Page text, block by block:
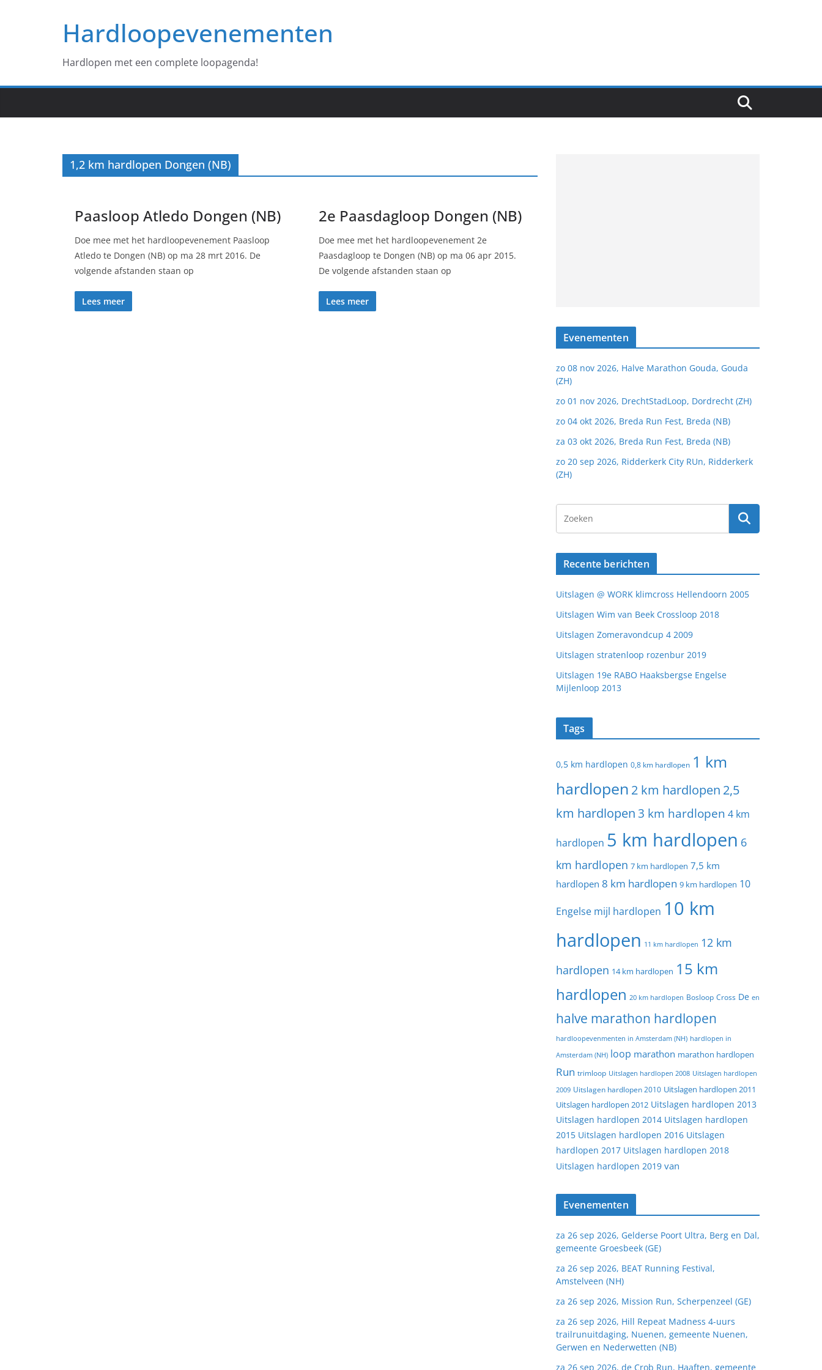
Hardloopevenementen
Hardlopen met een complete loopagenda!
1,2 km hardlopen Dongen (NB)
Paasloop Atledo Dongen (NB)
Doe mee met het hardloopevenement Paasloop
Atledo te Dongen (NB) op ma 28 mrt 2016. De
volgende afstanden staan op
Lees meer
2e Paasdagloop Dongen (NB)
Doe mee met het hardloopevenement 2e
Paasdagloop te Dongen (NB) op ma 06 apr 2015.
De volgende afstanden staan op
Lees meer
Evenementen
zo 08 nov 2026, Halve Marathon Gouda, Gouda
(ZH)
zo 01 nov 2026, DrechtStadLoop, Dordrecht (ZH)
zo 04 okt 2026, Breda Run Fest, Breda (NB)
za 03 okt 2026, Breda Run Fest, Breda (NB)
zo 20 sep 2026, Ridderkerk City RUn, Ridderkerk
(ZH)
Recente berichten
Uitslagen @ WORK klimcross Hellendoorn 2005
Uitslagen Wim van Beek Crossloop 2018
Uitslagen Zomeravondcup 4 2009
Uitslagen stratenloop rozenbur 2019
Uitslagen 19e RABO Haaksbergse Engelse
Mijlenloop 2013
Tags
0,5 km hardlopen 0,8 km hardlopen 1 km
hardlopen 2 km hardlopen 2,5
km hardlopen 3 km hardlopen 4 km
hardlopen 5 km hardlopen 6
km hardlopen 7 km hardlopen 7,5 km
hardlopen 8 km hardlopen 9 km hardlopen 10
Engelse mijl hardlopen 10 km
hardlopen 11 km hardlopen 12 km
hardlopen 14 km hardlopen 15 km
hardlopen 20 km hardlopen Bosloop Cross De en
halve marathon hardlopen
hardloopevenmenten in Amsterdam (NH) hardlopen in
Amsterdam (NH) loop marathon marathon hardlopen
Run trimloop Uitslagen hardlopen 2008 Uitslagen hardlopen
2009 Uitslagen hardlopen 2010 Uitslagen hardlopen 2011
Uitslagen hardlopen 2012 Uitslagen hardlopen 2013
Uitslagen hardlopen 2014 Uitslagen hardlopen
2015 Uitslagen hardlopen 2016 Uitslagen
hardlopen 2017 Uitslagen hardlopen 2018
Uitslagen hardlopen 2019 van
Evenementen
za 26 sep 2026, Gelderse Poort Ultra, Berg en Dal,
gemeente Groesbeek (GE)
za 26 sep 2026, BEAT Running Festival,
Amstelveen (NH)
za 26 sep 2026, Mission Run, Scherpenzeel (GE)
za 26 sep 2026, Hill Repeat Madness 4-uurs
trailrunuitdaging, Nuenen, gemeente Nuenen,
Gerwen en Nederwetten (NB)
za 26 sep 2026, de Crob Run, Haaften, gemeente